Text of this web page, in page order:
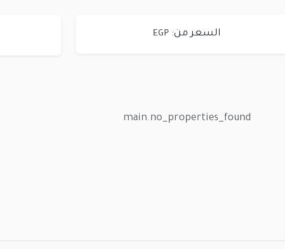
السعر من: EGP
main.no_properties_found